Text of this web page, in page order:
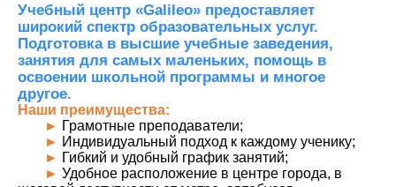
Учебный центр «Galileo» предоставляет
широкий спектр образовательных услуг.
Подготовка в высшие учебные заведения,
занятия для самых маленьких, помощь в
освоении школьной программы и многое
другое.
Наши преимущества:
► Грамотные преподаватели;
► Индивидуальный подход к каждому ученику;
► Гибкий и удобный график занятий;
► Удобное расположение в центре города, в